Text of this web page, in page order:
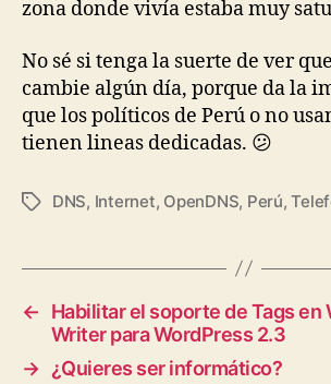
zona donde vivía estaba muy
No sé si tenga la suerte de ver
cambie algún día, porque da la
que los políticos de Perú o no
tienen lineas dedicadas. 😕
TagsDNS, Internet, OpenDNS, Perú,
←
Habilitar el soporte de Tags en
Writer para WordPress 2.3
→ ¿Quieres ser informático?